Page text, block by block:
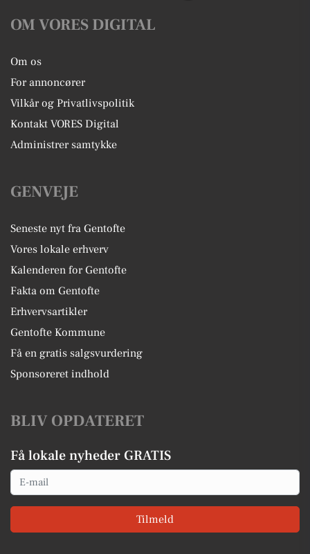
OM VORES DIGITAL
Om os
For annoncører
Vilkår og Privatlivspolitik
Kontakt VORES Digital
Administrer samtykke
GENVEJE
Seneste nyt fra Gentofte
Vores lokale erhverv
Kalenderen for Gentofte
Fakta om Gentofte
Erhvervsartikler
Gentofte Kommune
Få en gratis salgsvurdering
Sponsoreret indhold
BLIV OPDATERET
Få lokale nyheder GRATIS
Email
Tilmeld